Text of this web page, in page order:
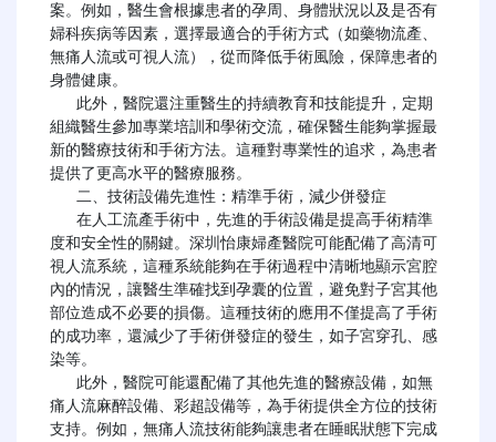
案。例如，醫生會根據患者的孕周、身體狀況以及是否有
婦科疾病等因素，選擇最適合的手術方式（如藥物流產、
無痛人流或可視人流），從而降低手術風險，保障患者的
身體健康。
組織醫生參加專業培訓和學術交流，確保醫生能夠掌握最
新的醫療技術和手術方法。這種對專業性的追求，為患者
提供了更高水平的醫療服務。
度和安全性的關鍵。深圳怡康婦產醫院可能配備了高清可
視人流系統，這種系統能夠在手術過程中清晰地顯示宮腔
內的情況，讓醫生準確找到孕囊的位置，避免對子宮其他
部位造成不必要的損傷。這種技術的應用不僅提高了手術
的成功率，還減少了手術併發症的發生，如子宮穿孔、感
染等。
痛人流麻醉設備、彩超設備等，為手術提供全方位的技術
支持。例如，無痛人流技術能夠讓患者在睡眠狀態下完成